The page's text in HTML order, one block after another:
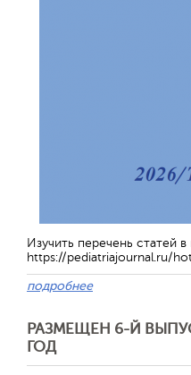
Изучить перечень статей
https://pediatriajournal.ru/
подробнее
РАЗМЕЩЕН 6-Й
ГОД